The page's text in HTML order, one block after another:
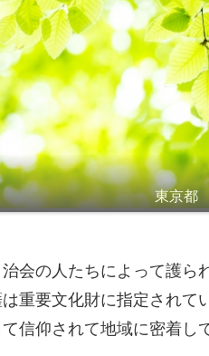
東京都
会の人たちによって護ら
重要文化財に指定されて
信仰されて地域に密着し